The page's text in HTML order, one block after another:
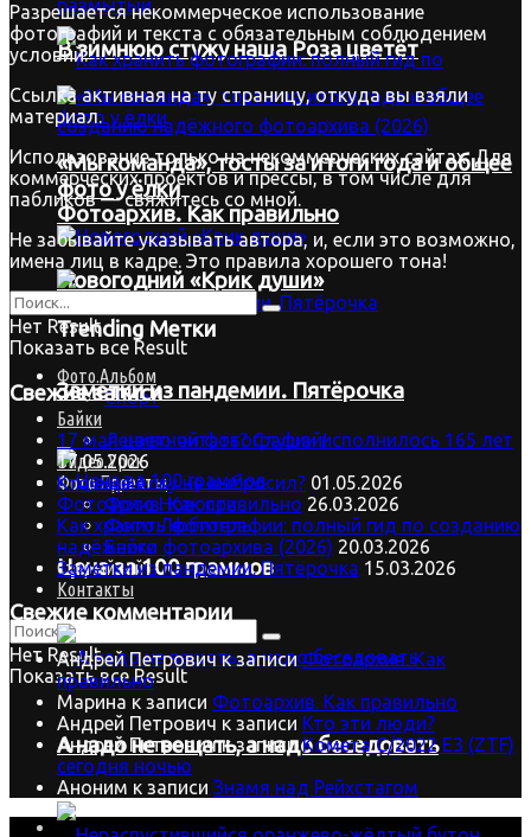
В зимнюю стужу наша Роза цветёт
«Мы команда», тосты за итоги года и общее
фото у ёлки
Новогодний «Крик души»
Trending Метки
Фото.Альбом
Спорт
Байки
Лениво читать? Слушай!
Видео.Урок
Фото.Проекты
Фото.Новости
Фото.Любитель
Байки
Старый сайт
Контакты
Нет Result
Показать все Result
Фотоархив. Как правильно
Заметки из пандемии. Пятёрочка
Цена за 100 граммов
А надо не вещать, а надо беседовать
Разрешается некоммерческое использование
фотографий и текста с обязательным соблюдением
условий:
Ссылка активная на ту страницу, откуда вы взяли
материал.
Использование только на некоммерческих сайтах. Для
коммерческих проектов и прессы, в том числе для
пабликов — свяжитесь со мной.
Не забывайте указывать автора, и, если это возможно,
имена лиц в кадре. Это правила хорошего тона!
Нет Result
Показать все Result
Свежие записи
17 мая цветной фотографии исполнилось 165 лет
17.05.2026
Кто ещё ёлку не выбросил? 01.05.2026
Фотоархив. Как правильно 26.03.2026
Как хранить фотографии: полный гид по созданию
надёжного фотоархива (2026) 20.03.2026
Заметки из пандемии. Пятёрочка 15.03.2026
Свежие комментарии
Андрей Петровичк записиФотоархив. Как
правильно
Марина к записи Фотоархив. Как правильно
Андрей Петрович к записи Кто эти люди?
Андрей Петровичк записиКомета C/2022 E3 (ZTF)
сегодня ночью
Аноним к записи Знамя над Рейхстагом